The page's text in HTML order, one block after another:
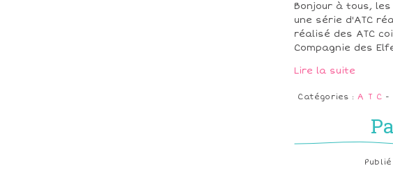
Bonjour à tous,
une série d'ATC
réalisé des ATC
Compagnie des
Lire la suite
Catégories :A T C -